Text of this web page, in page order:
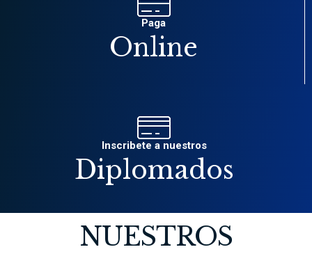
Paga
Online
Inscribete a nuestros
Diplomados
NUESTROS